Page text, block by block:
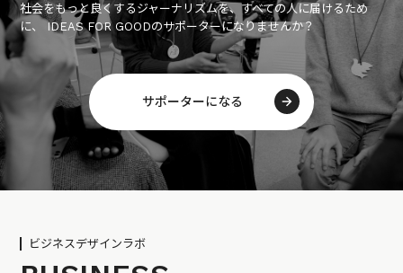
社会をもっと良くするジャーナリズムを、すべての人に届けるため
に、 IDEAS FOR GOODのサポーターになりませんか？
サポーターになる
ビジネスデザインラボ